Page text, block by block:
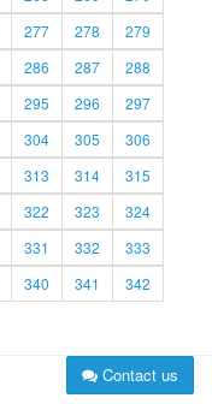
277 278
279
286 287
288
295 296
297
304 305
306
313 314
315
322 323
324
331 332
333
340 341
342
Contact us